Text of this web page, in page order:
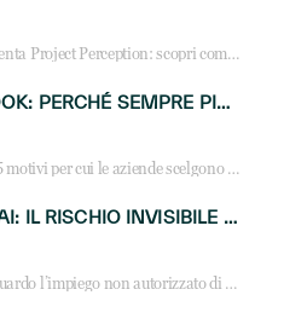
Microsoft presenta Project Perception: scopri come gli agenti AI possono trasformare cybersecurity, SOC e servizi gestiti degli MSP.
HP PROBOOK: PERCHÉ SEMPRE PIÙ AZIENDE SCELGONO NOTEBOOK PROGETTATI PER IL LAVORO MODERNO
HP ProBook: 5 motivi per cui le aziende scelgono i notebook business HP per migliorare produttività, sicurezza e gestione dell’AI.
SHADOW AI: IL RISCHIO INVISIBILE CHE LE AZIENDE POSSONO GOVERNARE
Shadow AI riguardo l’impiego non autorizzato di sistemi AI all’interno dell’azienda. E’ una pratica che si diffonde a partire dai dipendenti fino ai dirigenti e mette a repentaglio la cybersecurity, con costi più elevati per le organizzazioni. Due recenti report illustrano il fenomeno e forniscono dati in merito